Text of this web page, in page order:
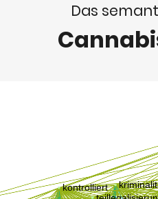
Das